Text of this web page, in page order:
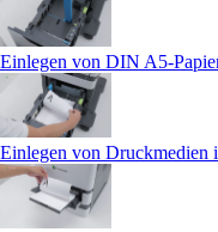
Einlegen von DIN A5-
Einlegen von Druckmedien